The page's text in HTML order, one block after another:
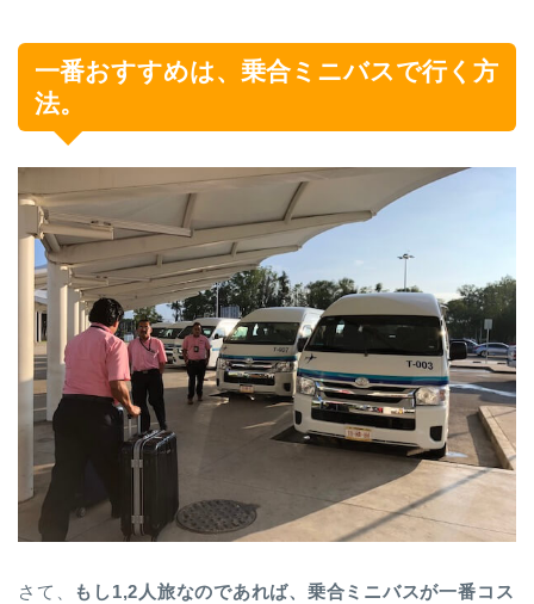
一番おすすめは、乗合ミニバスで行く方
法。
さて、
もし1,2人旅なのであれば、乗合ミニバスが一番コス